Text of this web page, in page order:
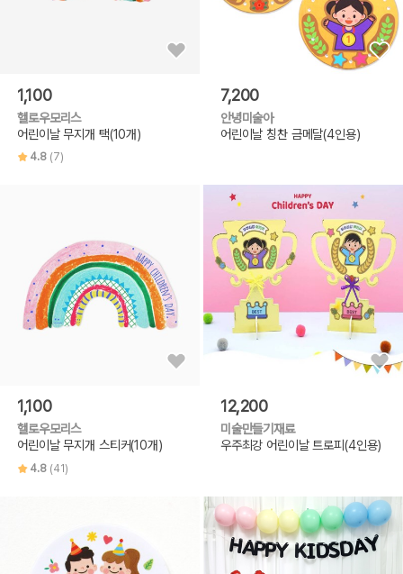
1,100
헬로우모리스
어린이날 무지개 택(10개)
4.8 (7)
7,200
안녕미술아
어린이날 칭찬 금메달(4인용)
1,100
헬로우모리스
어린이날 무지개 스티커(10개)
4.8 (41)
12,200
미술만들기재료
우주최강 어린이날 트로피(4인용)